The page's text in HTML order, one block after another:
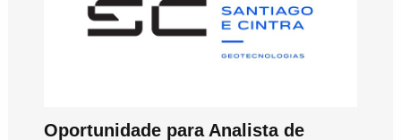
Oportunidade para Analista de